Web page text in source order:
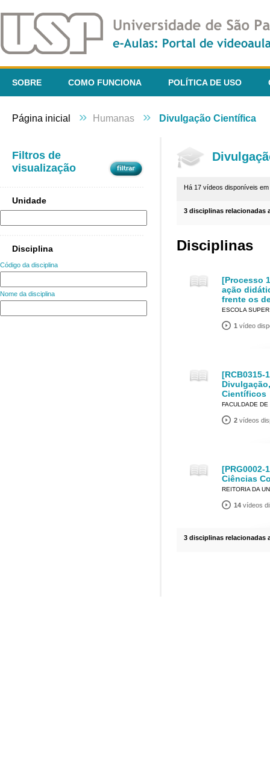
SOBRE COMO FUNCIONA POLÍTICA DE USO
Página inicial » Humanas » Divulgação Científica
Filtros de
visualização
Unidade
Disciplina
Código da disciplina
Nome da disciplina
Há 17 vídeos disponíveis em
3 disciplinas relacionadas
Disciplinas
[Processo
ação
frente os
ESCOLA
1 vídeo
[RCB0315-
Científicos
FACULDADE
2 vídeos
[PRG0002-
Ciências
REITORIA DA
14 vídeos
3 disciplinas relacionadas